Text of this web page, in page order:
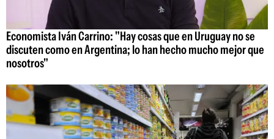
Economista Iván Carrino: "Hay cosas que en Uruguay no se
discuten como en Argentina; lo han hecho mucho mejor que
nosotros"